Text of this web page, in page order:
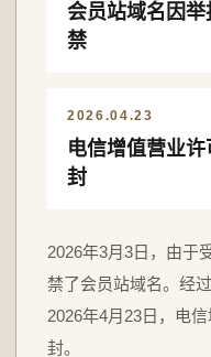
会员站域名因
禁
2026.04.23
电信增值营业
封
2026年3月3日，由于
禁了会员站域名。经
2026年4月23日，电
封。